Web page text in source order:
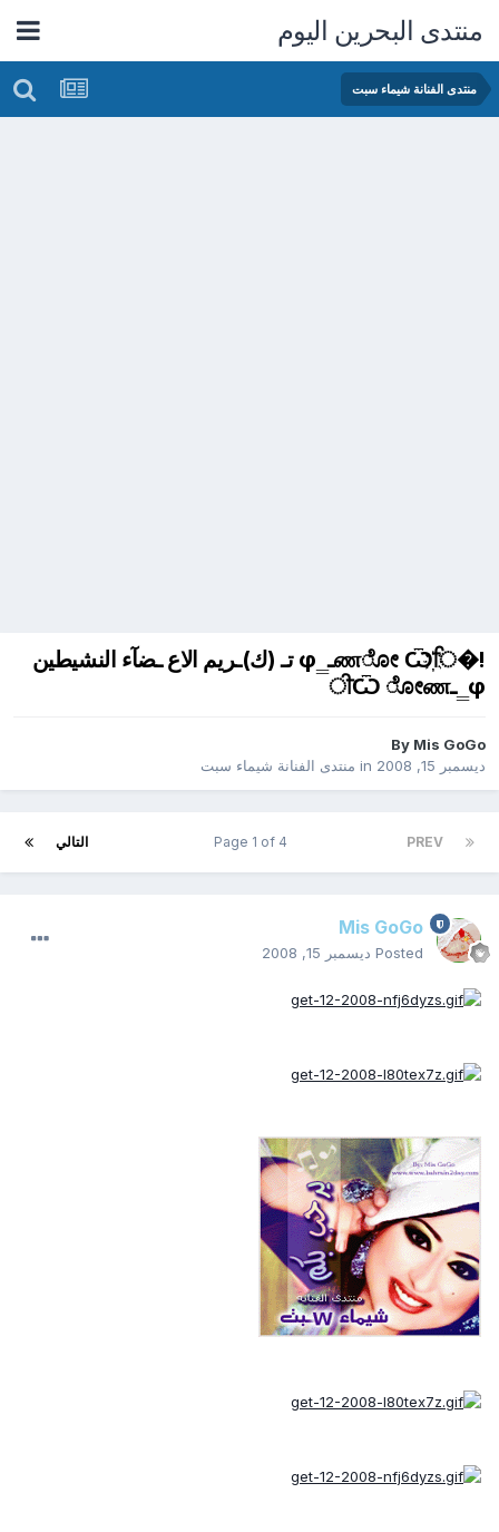
منتدى البحرين اليوم
منتدى الفنانة شيماء سبت
!�ணೋ Ѿ҉ਿـ‗φ تـ (ك)ـريم الاع ـضآء النشيطين
φ‗ـੀ҉Ѿ ೋண
ByMis GoGo
ديسمبر 15, 2008
in منتدى الفنانة شيماء سبت
PREV التالي Page 1 of 4
Mis GoGo
Posted ديسمبر 15, 2008